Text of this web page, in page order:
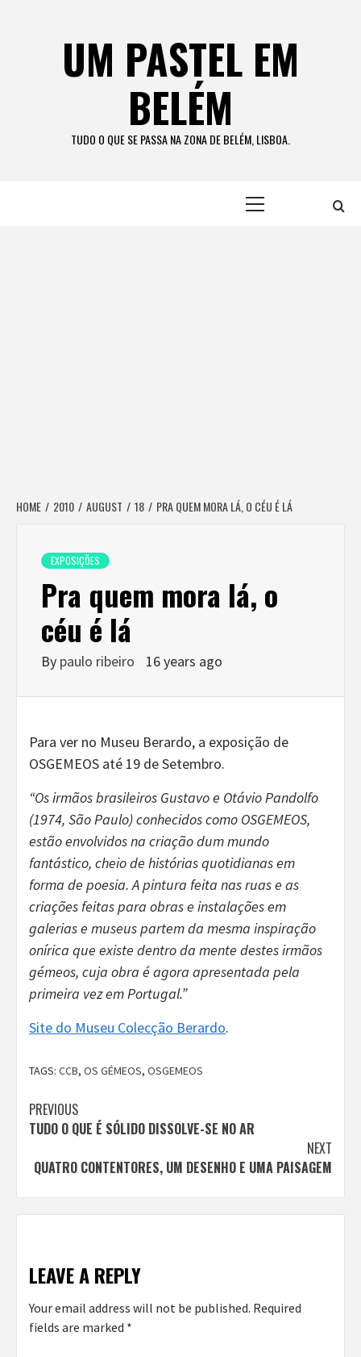
UM PASTEL EM
BELÉM
TUDO O QUE SE PASSA NA ZONA DE BELÉM, LISBOA.
HOME 2010 AUGUST 18 PRA QUEM MORA LÁ, O CÉU É LÁ
EXPOSIÇÕES
Pra quem mora lá, o
céu é lá
By paulo ribeiro 16 years ago
Para ver no Museu Berardo, a exposição de
OSGEMEOS até 19 de Setembro.
“Os irmãos brasileiros Gustavo e Otávio Pandolfo
(1974, São Paulo) conhecidos como OSGEMEOS,
estão envolvidos na criação dum mundo
fantástico, cheio de histórias quotidianas em
forma de poesia. A pintura feita nas ruas e as
criações feitas para obras e instalações em
galerias e museus partem da mesma inspiração
onírica que existe dentro da mente destes irmãos
gémeos, cuja obra é agora apresentada pela
primeira vez em Portugal.”
Site do Museu Colecção Berardo.
TAGS: CCB, OS GÉMEOS, OSGEMEOS
Continue
Reading
PREVIOUS
TUDO O QUE É SÓLIDO DISSOLVE-SE NO AR
NEXT
QUATRO CONTENTORES, UM DESENHO E UMA PAISAGEM
LEAVE A REPLY
Your email address will not be published. Required
fields are marked *